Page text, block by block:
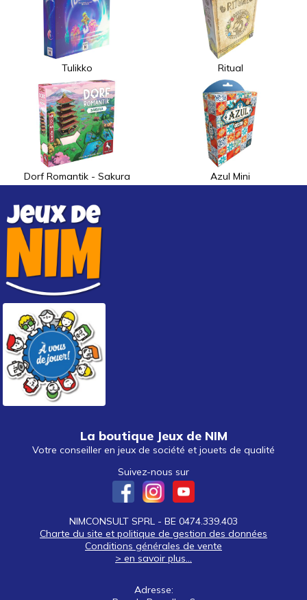
Tulikko Ritual
Dorf Romantik - Sakura Azul Mini
La boutique Jeux de NIM
Votre conseiller en jeux de société et jouets de qualité
Suivez-nous sur
NIMCONSULT SPRL - BE 0474.339.403
Charte du site et politique de gestion des données
Conditions générales de vente
> en savoir plus...
Adresse: